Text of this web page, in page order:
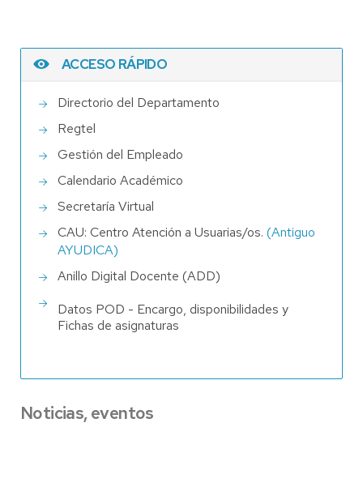
ACCESO RÁPIDO
Directorio del Departamento
Regtel
Gestión del Empleado
Calendario Académico
Secretaría Virtual
CAU: Centro Atención a Usuarias/os. (Antiguo
AYUDICA)
Anillo Digital Docente (ADD)
Datos POD - Encargo, disponibilidades y
Fichas de asignaturas
Noticias, eventos